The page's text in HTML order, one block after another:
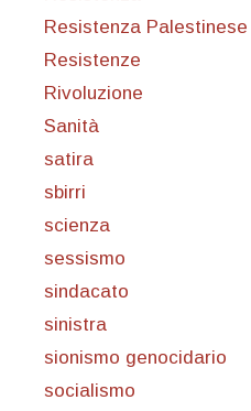
Resistenza Palestinese
Resistenze
Rivoluzione
Sanità
satira
sbirri
scienza
sessismo
sindacato
sinistra
sionismo genocidario
socialismo